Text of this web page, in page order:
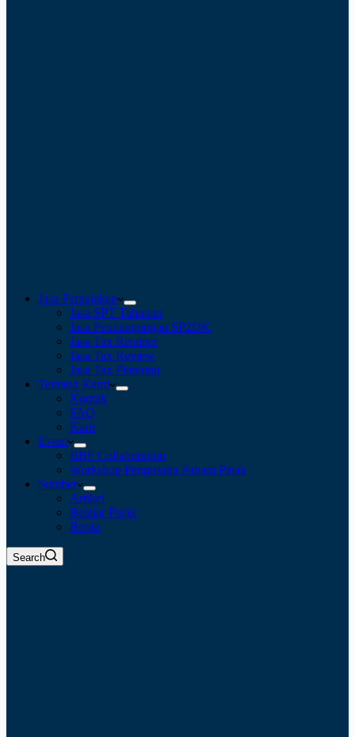
Jasa Perpajakan
Jasa SPT Tahunan
Jasa Pendampingan SP2DK
Jasa Tax Retainer
Jasa Tax Review
Jasa Tax Planning
Tentang Kami
Kontak
FAQ
Karir
Event
BBF Collaboration
Workshop Pengusaha Paham Pajak
Sumber
Artikel
Belajar Pajak
Berita
Search